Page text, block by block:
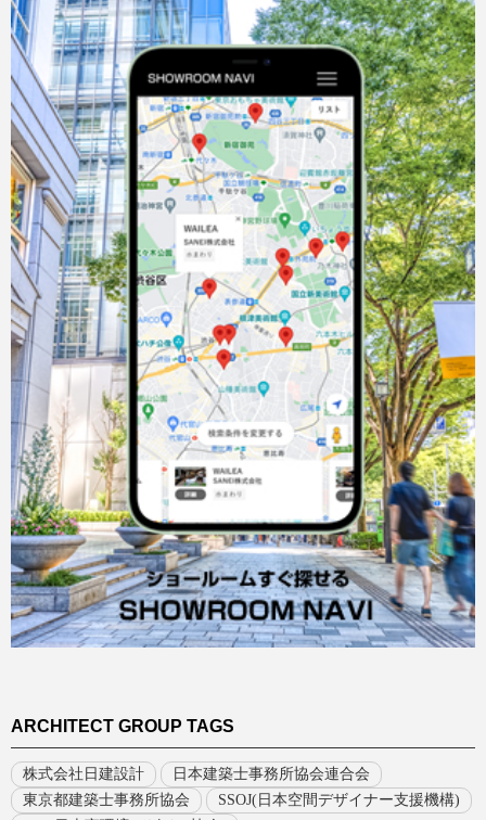
ARCHITECT GROUP TAGS
株式会社日建設計
日本建築士事務所協会連合会
東京都建築士事務所協会
SSOJ(日本空間デザイナー支援機構)